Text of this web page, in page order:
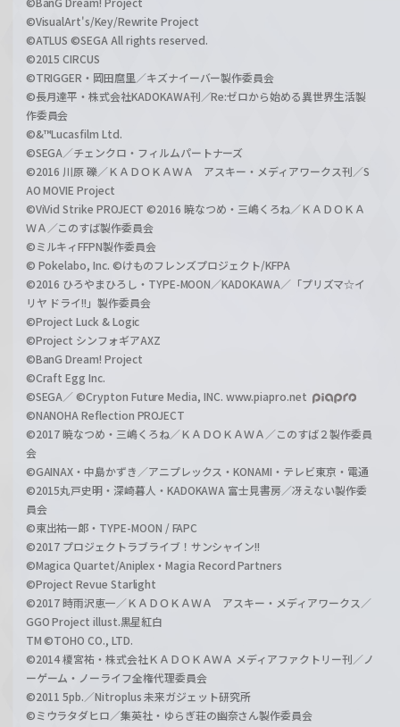
©VisualArt's/Key/Rewrite Project
©ATLUS ©SEGA All rights reserved.
©2015 CIRCUS
©TRIGGER・岡田麿里／キズナイーバー製作委員会
©長月達平・株式会社KADOKAWA刊／Re:ゼロから始める異世界生活製
作委員会
©&™Lucasfilm Ltd.
©SEGA／チェンクロ・フィルムパートナーズ
©2016 川原 礫／ＫＡＤＯＫＡＷＡ アスキー・メディアワークス刊／S
AO MOVIE Project
©ViVid Strike PROJECT ©2016 暁なつめ・三嶋くろね／ＫＡＤＯＫＡ
ＷＡ／このすば製作委員会
©ミルキィFFPN製作委員会
© Pokelabo, Inc. ©けものフレンズプロジェクト/KFPA
©2016 ひろやまひろし・TYPE-MOON／KADOKAWA／「プリズマ☆イ
リヤ ドライ!!」製作委員会
©Project Luck & Logic
©Project シンフォギアAXZ
©BanG Dream! Project
©Craft Egg Inc.
©SEGA／ ©Crypton Future Media, INC. www.piapro.net
©NANOHA Reflection PROJECT
©2017 暁なつめ・三嶋くろね／ＫＡＤＯＫＡＷＡ／このすば２製作委員
会
©GAINAX・中島かずき／アニプレックス・KONAMI・テレビ東京・電通
©2015丸戸史明・深崎暮人・KADOKAWA 富士見書房／冴えない製作委
員会
©東出祐一郎・TYPE-MOON / FAPC
©2017 プロジェクトラブライブ！サンシャイン!!
©Magica Quartet/Aniplex・Magia Record Partners
©Project Revue Starlight
©2017 時雨沢恵一／ＫＡＤＯＫＡＷＡ アスキー・メディアワークス／
GGO Project illust.黒星紅白
TM ©TOHO CO., LTD.
©2014 榎宮祐・株式会社ＫＡＤＯＫＡＷＡ メディアファクトリー刊／ノ
ーゲーム・ノーライフ全権代理委員会
©2011 5pb.／Nitroplus 未来ガジェット研究所
©ミウラタダヒロ／集英社・ゆらぎ荘の幽奈さん製作委員会